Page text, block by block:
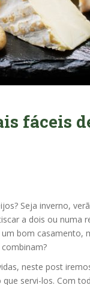
fáceis
Seja inverno,
a dois ou numa
bom casamento,
neste post
servi-los. Com